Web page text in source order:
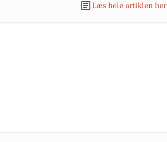
Læs hele artiklen her